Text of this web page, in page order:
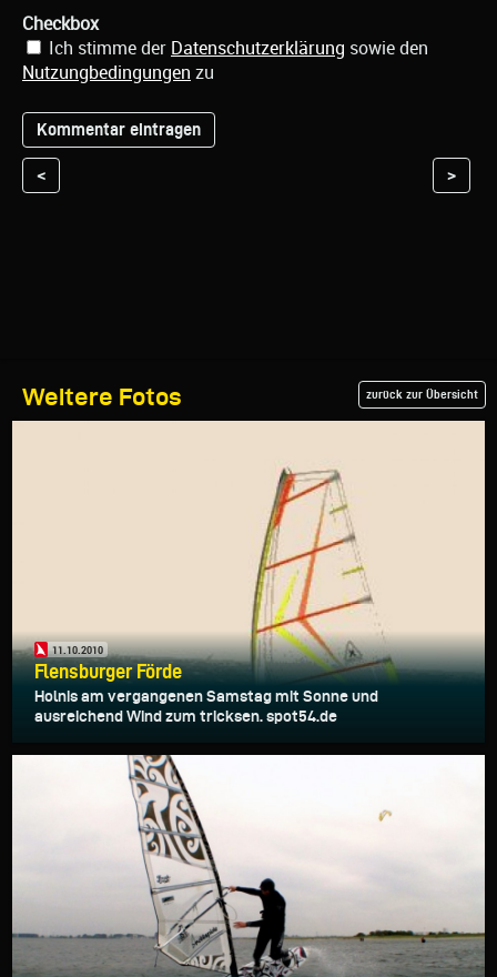
Checkbox
Ich stimme der Datenschutzerklärung sowie den
Nutzungbedingungen zu
< >
Weitere Fotos zurück zur Übersicht
11.10.2010
Flensburger Förde
Holnis am vergangenen Samstag mit Sonne und
ausreichend Wind zum tricksen. spot54.de